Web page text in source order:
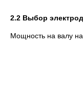
2.2 Выбор
Мощность на валу